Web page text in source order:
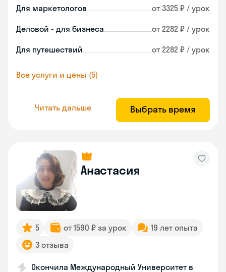
Для маркетологов от 3325 ₽ / урок
Деловой - для бизнеса от 2282 ₽ / урок
Для путешествий от 2282 ₽ / урок
Все услуги и цены (5)
Читать дальше Выбрать время
Анастасия
5 от 1590 ₽ за урок
19 лет опыта
3 отзыва
Окончила Международный Университет в